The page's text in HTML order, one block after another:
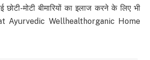
मोटी बीमारियों का इलाज करने के लिए भी
Ayurvedic Wellhealthorganic Home